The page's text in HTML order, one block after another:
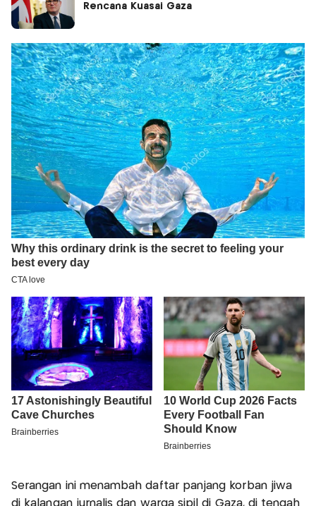
Rencana Kuasai Gaza
Serangan ini menambah daftar panjang korban jiwa
di kalangan jurnalis dan warga sipil di Gaza, di tengah